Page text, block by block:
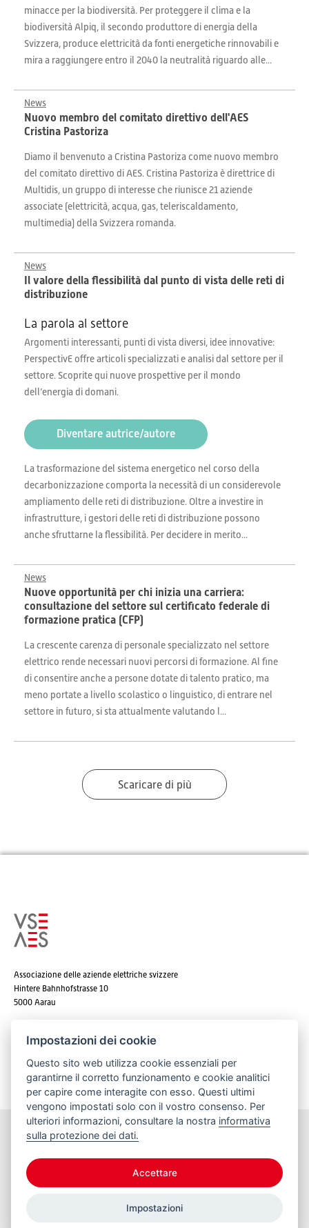
minacce per la biodiversità. Per proteggere il clima e la
biodiversità Alpiq, il secondo produttore di energia della
Svizzera, produce elettricità da fonti energetiche rinnovabili e
mira a raggiungere entro il 2040 la neutralità riguardo alle...
News
Nuovo membro del comitato direttivo dell'AES
Cristina Pastoriza
Diamo il benvenuto a Cristina Pastoriza come nuovo membro
del comitato direttivo di AES. Cristina Pastoriza è direttrice di
Multidis, un gruppo di interesse che riunisce 21 aziende
associate (elettricità, acqua, gas, teleriscaldamento,
multimedia) della Svizzera romanda.
News
Il valore della flessibilità dal punto di vista delle reti di
distribuzione
La parola al settore
Argomenti interessanti, punti di vista diversi, idee innovative:
PerspectivE offre articoli specializzati e analisi dal settore per il
settore. Scoprite qui nuove prospettive per il mondo
dell’energia di domani.
Diventare autrice/autore
La trasformazione del sistema energetico nel corso della
decarbonizzazione comporta la necessità di un considerevole
ampliamento delle reti di distribuzione. Oltre a investire in
infrastrutture, i gestori delle reti di distribuzione possono
anche sfruttarne la flessibilità. Per decidere in merito...
News
Nuove opportunità per chi inizia una carriera:
consultazione del settore sul certificato federale di
formazione pratica (CFP)
La crescente carenza di personale specializzato nel settore
elettrico rende necessari nuovi percorsi di formazione. Al fine
di consentire anche a persone dotate di talento pratico, ma
meno portate a livello scolastico o linguistico, di entrare nel
settore in futuro, si sta attualmente valutando l...
Scaricare di più
Associazione delle aziende elettriche svizzere
Hintere Bahnhofstrasse 10
5000 Aarau
E-mail: info@strom.ch
Rimanere informato
© 2026 VSE
Impostazioni dei cookie
Questo sito web utilizza cookie essenziali per
garantirne il corretto funzionamento e cookie analitici
per capire come interagite con esso. Questi ultimi
vengono impostati solo con il vostro consenso. Per
ulteriori informazioni, consultare la nostra informativa
sulla protezione dei dati.
Accettare
Impostazioni